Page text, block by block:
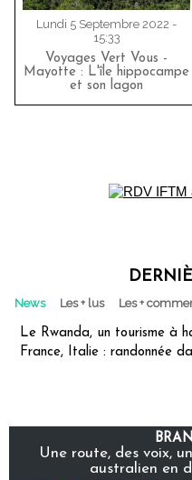
Lundi 5 Septembre 2022 -
15:33
Voyages Vert Vous -
Mayotte : L'île hippocampe
et son lagon
News Les + lus Les +
Le Rwanda, un tourisme à
France, Italie : randonnée
Une route, des voix,
australien en